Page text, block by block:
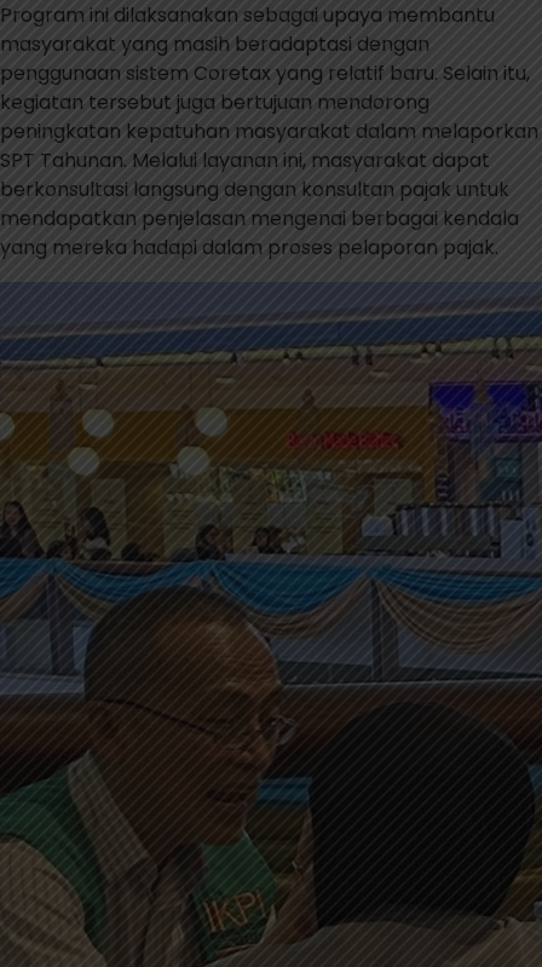
Program ini dilaksanakan sebagai upaya membantu
masyarakat yang masih beradaptasi dengan
penggunaan sistem Coretax yang relatif baru. Selain itu,
kegiatan tersebut juga bertujuan mendorong
peningkatan kepatuhan masyarakat dalam melaporkan
SPT Tahunan. Melalui layanan ini, masyarakat dapat
berkonsultasi langsung dengan konsultan pajak untuk
mendapatkan penjelasan mengenai berbagai kendala
yang mereka hadapi dalam proses pelaporan pajak.